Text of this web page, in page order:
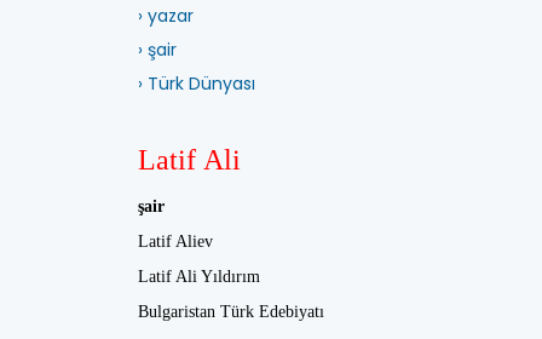
› yazar
› şair
› Türk Dünyası
Latif Ali
şair
Latif Aliev
Latif Ali Yıldırım
Bulgaristan Türk Edebiyatı